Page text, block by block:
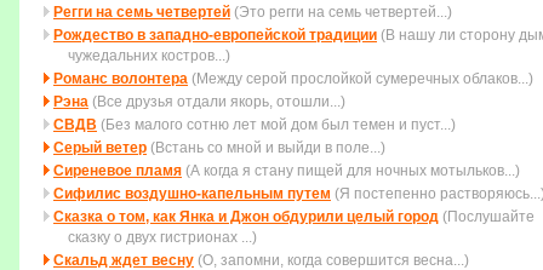
Регги на семь четвертей (Это регги на семь четвертей...)
Рождество в западно-европейской традиции (В нашу ли сторону
чужедальних костров...)
Романс волонтера (Между серой прослойкой сумеречных облаков...)
Рэна (Все друзья отдали якорь, отошли...)
СВДВ (Без малого сотню лет мой дом был темен и пуст...)
Серый ветер (Встань со мной и выйди в поле...)
Сиреневое пламя (А когда я стану пищей для ночных мотыльков...)
Сифилис воздушно-капельным путем (Я постепенно
Сказка о том, как Янка и Джон обдурили целый город (Послушайте
сказку о двух гистрионах ...)
Скальд ждет весну (О, запомни, когда совеpшится весна...)